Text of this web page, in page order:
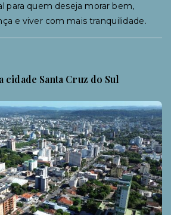
para quem deseja morar bem,
e viver com mais tranquilidade.
cidade Santa Cruz do Sul